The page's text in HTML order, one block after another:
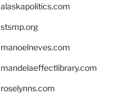
alaskapolitics.com
stsmp.org
manoelneves.com
mandelaeffectlibrary.com
roselynns.com